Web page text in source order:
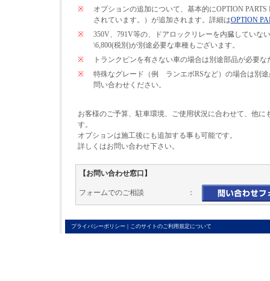
※
オプションの追加について、基本的にOPTION
されています。）が追加されます。詳細はOPTION
※
350V、791V等の、ドアロックリレーを内臓してい
\6,800(税別)が別途必要な車種もございます。
※
トランクピンを有さない車の場合は別途部品が必要な
※
特殊なグレード（例 ランエボRSなど）の場合は別
問い合わせください。
お客様のご予算、駐車環境、ご使用状況に合わせて、他に
す。
オプションは施工後にも追加する事も可能です。
詳しくはお問い合わせ下さい。
【お問い合わせ窓口】
フォームでのご相談 ：
プライバシーポリシー | このサイトのご利用規定について